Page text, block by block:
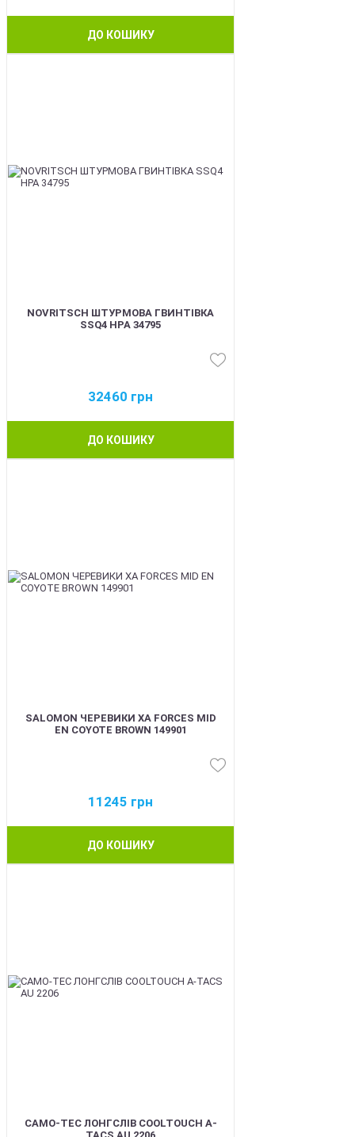
ДО КОШИКУ
NOVRITSCH ШТУРМОВА ГВИНТІВКА
SSQ4 HPA 34795
32460 грн
ДО КОШИКУ
SALOMON ЧЕРЕВИКИ XA FORCES MID
EN COYOTE BROWN 149901
11245 грн
ДО КОШИКУ
CAMO-TEC ЛОНГСЛІВ COOLTOUCH A-